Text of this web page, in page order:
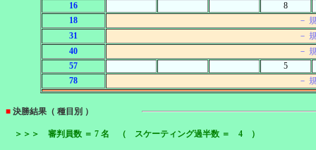
16
8
18
－
31
－
40
－
57
5
78
－
■ 決勝結果（ 種目別 ）
＞＞＞ 審判員数 ＝ 7 名 （ スケーティング過半数 ＝ 4 ）